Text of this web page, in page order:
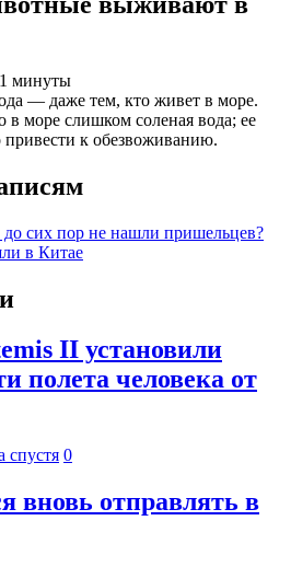
1 минуты
— даже тем, кто живет в море.
море слишком соленая вода; ее
привести к обезвоживанию.
сих пор не нашли пришельцев?
в Китае
II установили
полета человека от
спустя 0
вновь отправлять в